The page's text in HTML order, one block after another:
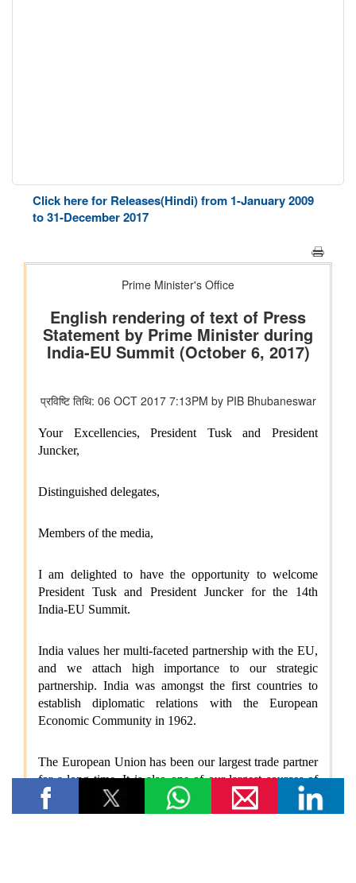
Click here for Releases(Hindi) from 1-January 2009
to 31-December 2017